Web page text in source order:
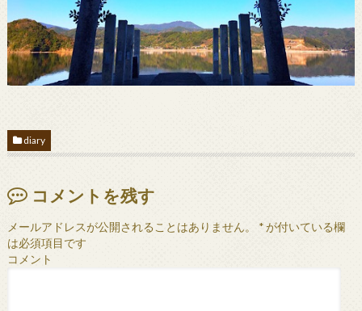
diary
コメントを残す
メールアドレスが公開されることはありません。 *が付いている欄
は必須項目です
コメント